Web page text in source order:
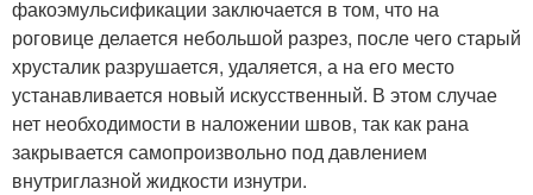
факоэмульсификации заключается в том, что на
роговице делается небольшой разрез, после чего старый
хрусталик разрушается, удаляется, а на его место
устанавливается новый искусственный. В этом случае
нет необходимости в наложении швов, так как рана
закрывается самопроизвольно под давлением
внутриглазной жидкости изнутри.